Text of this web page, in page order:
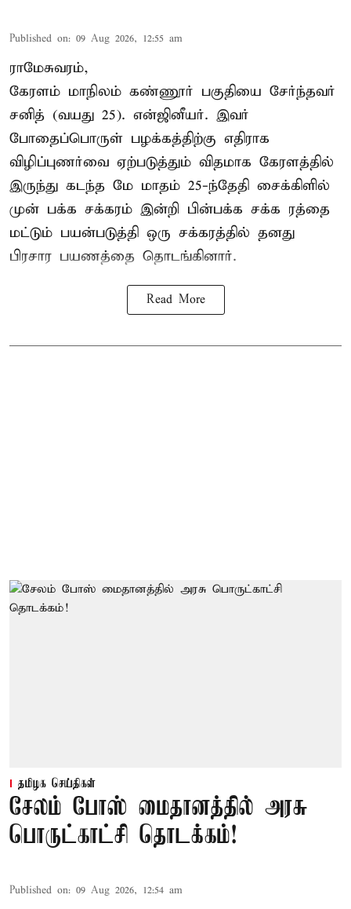
Published on: 09 Aug 2026, 12:55 am
ராமேசுவரம்,
கேரளம் மாநிலம் கண்ணூர் பகுதியை சேர்ந்தவர்
சனித் (வயது 25). என்ஜினீயர். இவர்
போதைப்பொருள் பழக்கத்திற்கு எதிராக
விழிப்புணர்வை ஏற்படுத்தும் விதமாக கேரளத்தில்
இருந்து கடந்த மே மாதம் 25-ந்தேதி சைக்கிளில்
முன் பக்க சக்கரம் இன்றி பின்பக்க சக்க ரத்தை
மட்டும் பயன்படுத்தி ஒரு சக்கரத்தில் தனது
பிரசார பயணத்தை தொடங்கினார்.
Read More
தமிழக செய்திகள்
சேலம் போஸ் மைதானத்தில் அரசு
பொருட்காட்சி தொடக்கம்!
Published on: 09 Aug 2026, 12:54 am